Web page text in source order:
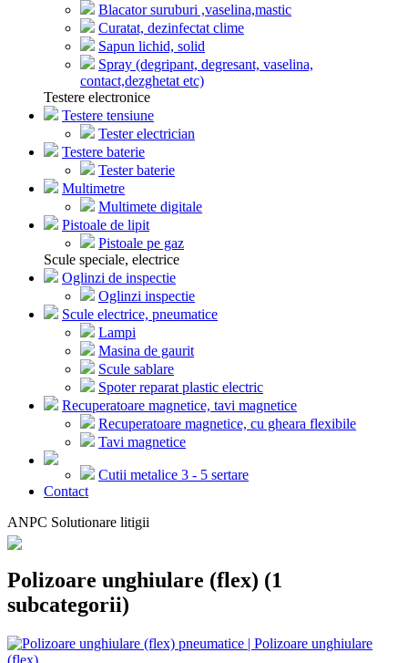
Blacator suruburi ,vaselina,mastic
Curatat, dezinfectat clime
Sapun lichid, solid
Spray (degripant, degresant, vaselina,
contact,dezghetat etc)
Testere electronice
Testere tensiune
Tester electrician
Testere baterie
Tester baterie
Multimetre
Multimete digitale
Pistoale de lipit
Pistoale pe gaz
Scule speciale, electrice
Oglinzi de inspectie
Oglinzi inspectie
Scule electrice, pneumatice
Lampi
Masina de gaurit
Scule sablare
Spoter reparat plastic electric
Recuperatoare magnetice, tavi magnetice
Recuperatoare magnetice, cu gheara flexibile
Tavi magnetice
Cutii metalice 3 - 5 sertare
Contact
ANPC Solutionare litigii
Polizoare unghiulare (flex) (1
subcategorii)